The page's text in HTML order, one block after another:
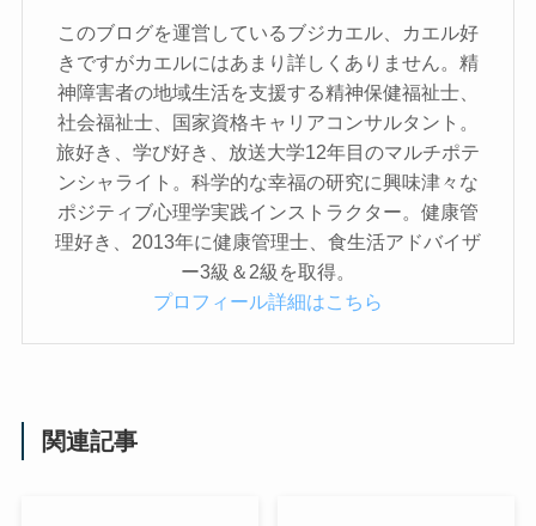
このブログを運営しているブジカエル、カエル好
きですがカエルにはあまり詳しくありません。精
神障害者の地域生活を支援する精神保健福祉士、
社会福祉士、国家資格キャリアコンサルタント。
旅好き、学び好き、放送大学12年目のマルチポテ
ンシャライト。科学的な幸福の研究に興味津々な
ポジティブ心理学実践インストラクター。健康管
理好き、2013年に健康管理士、食生活アドバイザ
ー3級＆2級を取得。
プロフィール詳細はこちら
関連記事